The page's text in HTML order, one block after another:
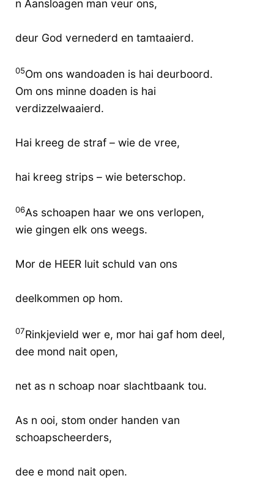
n Aansloagen man veur ons,
deur God vernederd en tamtaaierd.
05Om ons wandoaden is hai deurboord.
Om ons minne doaden is hai
verdizzelwaaierd.
Hai kreeg de straf – wie de vree,
hai kreeg strips – wie beterschop.
06As schoapen haar we ons verlopen,
wie gingen elk ons weegs.
Mor de HEER luit schuld van ons
deelkommen op hom.
07Rinkjevield wer e, mor hai gaf hom deel,
dee mond nait open,
net as n schoap noar slachtbaank tou.
As n ooi, stom onder handen van
schoapscheerders,
dee e mond nait open.